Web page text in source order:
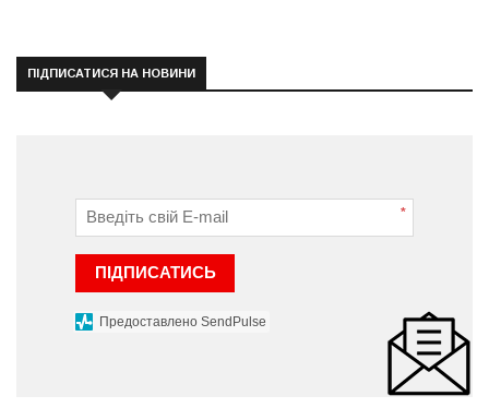
ПІДПИСАТИСЯ НА НОВИНИ
*
ПІДПИСАТИСЬ
Предоставлено SendPulse